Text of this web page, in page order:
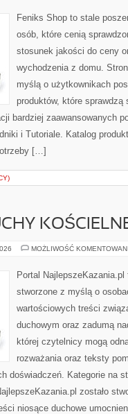
Feniks Shop to stale
osób, które cenią
stosunek jakości do ceny
wychodzenia z domu.
myślą o użytkownikach
produktów, które
bardziej zaawansowanych
i Tutoriale. Katalog
[…]
MOŻLIWOŚĆ
Portal
stworzone z myślą o
wartościowych treści
duchowym oraz zadumą
której czytelnicy mogą
rozważania oraz teksty
doświadczeń. Kategorie na
zostało
niosące duchowe